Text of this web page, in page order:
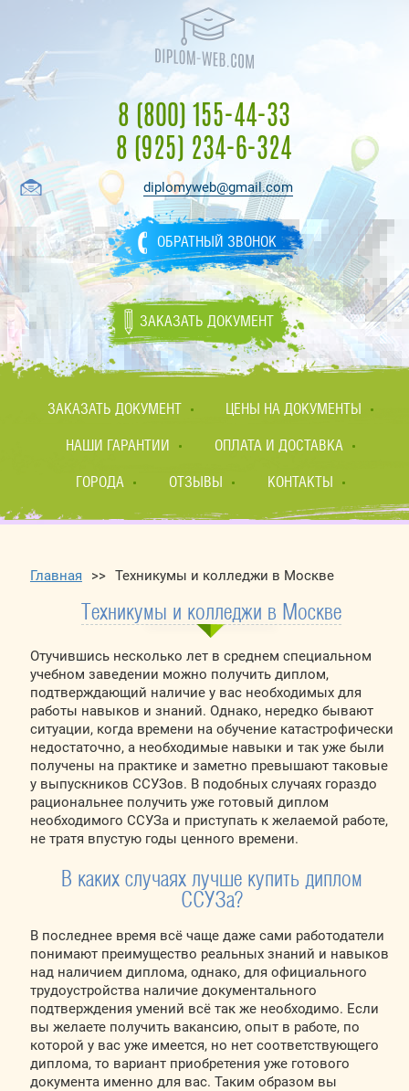
8 (800) 155-44-33
8 (925) 234-6-324
diplomyweb@gmail.com
ОБРАТНЫЙ ЗВОНОК
ЗАКАЗАТЬ ДОКУМЕНТ
ЗАКАЗАТЬ ДОКУМЕНТ ЦЕНЫ НА ДОКУМЕНТЫ
НАШИ ГАРАНТИИ ОПЛАТА И ДОСТАВКА
ГОРОДА ОТЗЫВЫ КОНТАКТЫ
Главная >> Техникумы и колледжи в Москве
Техникумы и колледжи в Москве
Отучившись несколько лет в среднем специальном
учебном заведении можно получить диплом,
подтверждающий наличие у вас необходимых для
работы навыков и знаний. Однако, нередко бывают
ситуации, когда времени на обучение катастрофически
недостаточно, а необходимые навыки и так уже были
получены на практике и заметно превышают таковые
у выпускников ССУЗов. В подобных случаях гораздо
рациональнее получить уже готовый диплом
необходимого ССУЗа и приступать к желаемой работе,
не тратя впустую годы ценного времени.
В каких случаях лучше купить диплом
ССУЗа?
В последнее время всё чаще даже сами работодатели
понимают преимущество реальных знаний и навыков
над наличием диплома, однако, для официального
трудоустройства наличие документального
подтверждения умений всё так же необходимо. Если
вы желаете получить вакансию, опыт в работе, по
которой у вас уже имеется, но нет соответствующего
диплома, то вариант приобретения уже готового
документа именно для вас. Таким образом вы